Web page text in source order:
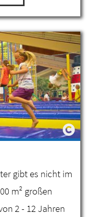
gibt es nicht im
m² großen
2 - 12 Jahren